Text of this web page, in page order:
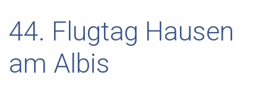
44. Flugtag Hausen
am Albis